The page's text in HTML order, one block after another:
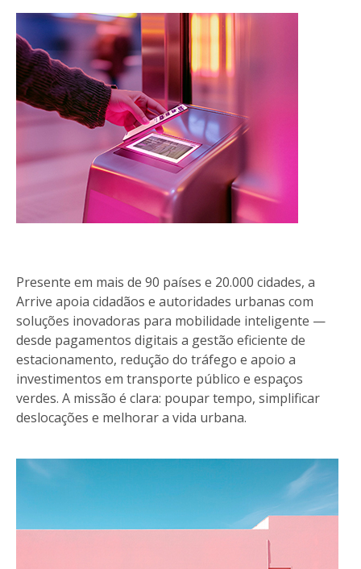
Presente em mais de 90 países e 20.000 cidades, a
Arrive apoia cidadãos e autoridades urbanas com
soluções inovadoras para mobilidade inteligente —
desde pagamentos digitais a gestão eficiente de
estacionamento, redução do tráfego e apoio a
investimentos em transporte público e espaços
verdes. A missão é clara: poupar tempo, simplificar
deslocações e melhorar a vida urbana.